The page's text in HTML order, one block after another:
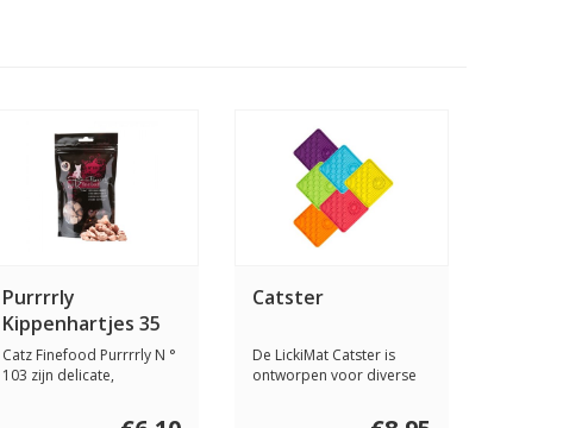
Purrrrly
Kippenhartjes 35
gram
Catz Finefood Purrrrly N °
103 zijn delicate,
Catster
De LickiMat Catster is
ontworpen voor diverse